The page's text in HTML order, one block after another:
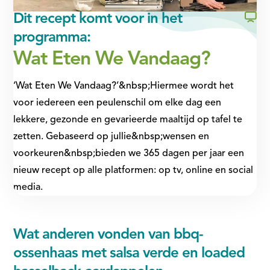
Dit recept komt voor in het
programma:
Wat Eten We Vandaag?
‘Wat Eten We Vandaag?’&nbsp;Hiermee wordt het
voor iedereen een peulenschil om elke dag een
lekkere, gezonde en gevarieerde maaltijd op tafel te
zetten. Gebaseerd op jullie&nbsp;wensen en
voorkeuren&nbsp;bieden we 365 dagen per jaar een
nieuw recept op alle platformen: op tv, online en social
media.
Wat anderen vonden van bbq-
ossenhaas met salsa verde en loaded